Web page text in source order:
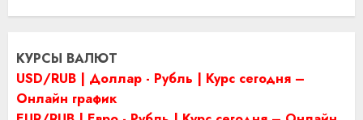
КУРСЫ ВАЛЮТ
USD/RUB | Доллар - Рубль | Курс сегодня –
Онлайн график